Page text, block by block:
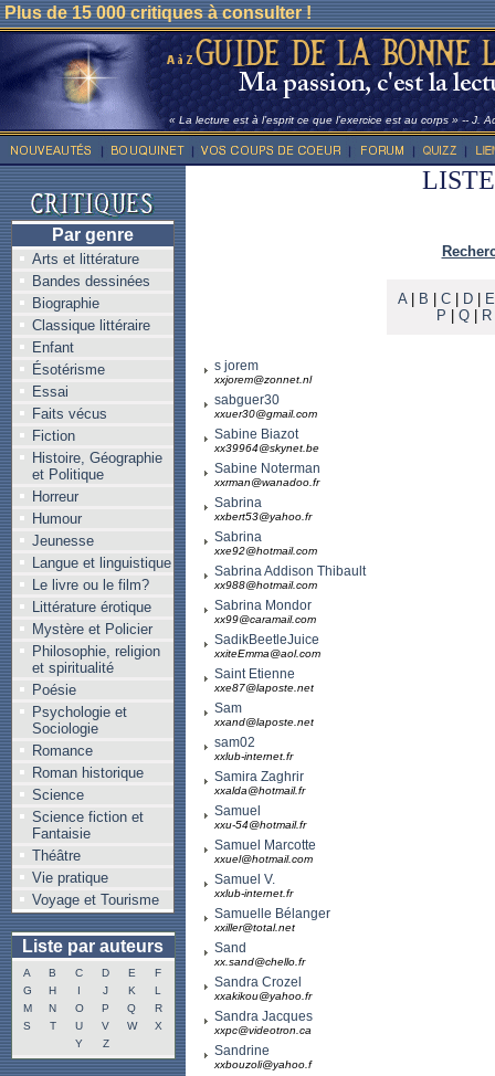
Plus de 15 000 critiques à consulter !
« La lecture est à l’esprit ce que l’exercice est au corps » -- J.
Par genre
Arts et littérature
Bandes dessinées
Biographie
Classique littéraire
Enfant
Ésotérisme
Essai
Faits vécus
Fiction
Histoire, Géographie
et Politique
Horreur
Humour
Jeunesse
Langue et linguistique
Le livre ou le film?
Littérature érotique
Mystère et Policier
Philosophie, religion
et spiritualité
Poésie
Psychologie et
Sociologie
Romance
Roman historique
Science
Science fiction et
Fantaisie
Théâtre
Vie pratique
Voyage et Tourisme
Liste par auteurs
A B C D E
F
G
H I J K
L
M
N O P Q
R
S
T U V W
X
Y
Z
A| B C| D| E
P
Q R
s jorem
xxjorem@zonnet.nl
sabguer30
xxuer30@gmail.com
Sabine Biazot
xx39964@skynet.be
Sabine Noterman
xxrman@wanadoo.fr
Sabrina
xxbert53@yahoo.fr
Sabrina
xxe92@hotmail.com
Sabrina Addison Thibault
xx988@hotmail.com
Sabrina Mondor
xx99@caramail.com
SadikBeetleJuice
xxiteEmma@aol.com
Saint Etienne
xxe87@laposte.net
Sam
xxand@laposte.net
sam02
xxlub-internet.fr
Samira Zaghrir
xxalda@hotmail.fr
Samuel
xxu-54@hotmail.fr
Samuel Marcotte
xxuel@hotmail.com
Samuel V.
xxlub-internet.fr
Samuelle Bélanger
xxiller@total.net
Sand
xx.sand@chello.fr
Sandra Crozel
xxakikou@yahoo.fr
Sandra Jacques
xxpc@videotron.ca
Sandrine
xxbouzoli@yahoo.f